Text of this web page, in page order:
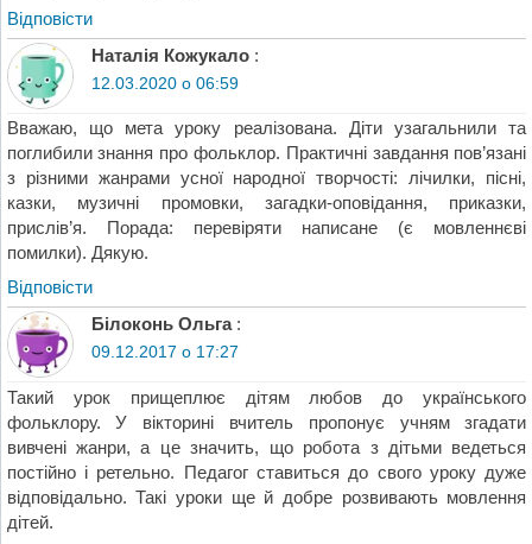
Відповіcти
Наталія Кожукало :
12.03.2020 о 06:59
Вважаю, що мета уроку реалізована. Діти узагальнили та
поглибили знання про фольклор. Практичні завдання пов’язані
з різними жанрами усної народної творчості: лічилки, пісні,
казки, музичні промовки, загадки-оповідання, приказки,
прислів’я. Порада: перевіряти написане (є мовленнєві
помилки). Дякую.
Відповіcти
Білоконь Ольга :
09.12.2017 о 17:27
Такий урок прищеплює дітям любов до українського
фольклору. У вікторині вчитель пропонує учням згадати
вивчені жанри, а це значить, що робота з дітьми ведеться
постійно і ретельно. Педагог ставиться до свого уроку дуже
відповідально. Такі уроки ще й добре розвивають мовлення
дітей.